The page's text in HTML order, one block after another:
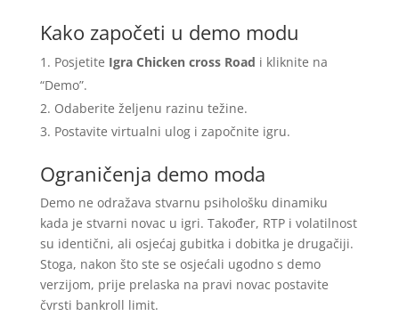
Kako započeti u demo modu
Posjetite Igra Chicken cross Road i kliknite na
“Demo”.
Odaberite željenu razinu težine.
Postavite virtualni ulog i započnite igru.
Ograničenja demo moda
Demo ne odražava stvarnu psihološku dinamiku
kada je stvarni novac u igri. Također, RTP i volatilnost
su identični, ali osjećaj gubitka i dobitka je drugačiji.
Stoga, nakon što ste se osjećali ugodno s demo
verzijom, prije prelaska na pravi novac postavite
čvrsti bankroll limit.